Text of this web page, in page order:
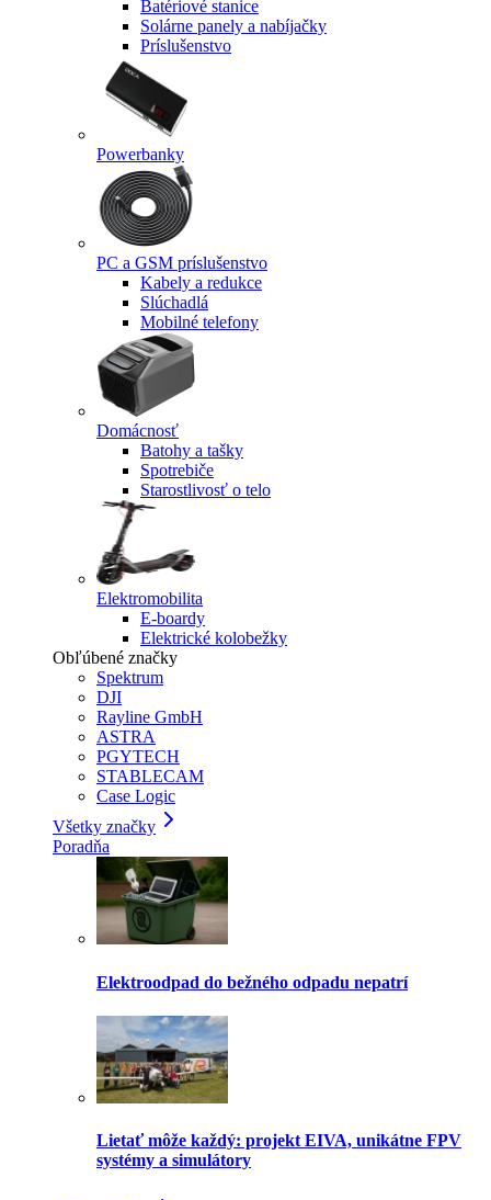
Batériové stanice
Solárne panely a nabíjačky
Príslušenstvo
Powerbanky
PC a GSM príslušenstvo
Kabely a redukce
Slúchadlá
Mobilné telefony
Domácnosť
Batohy a tašky
Spotrebiče
Starostlivosť o telo
Elektromobilita
E-boardy
Elektrické kolobežky
Obľúbené značky
Spektrum
DJI
Rayline GmbH
ASTRA
PGYTECH
STABLECAM
Case Logic
Všetky značky
Poradňa
Elektroodpad do bežného odpadu nepatrí
Lietať môže každý: projekt EIVA, unikátne FPV
systémy a simulátory